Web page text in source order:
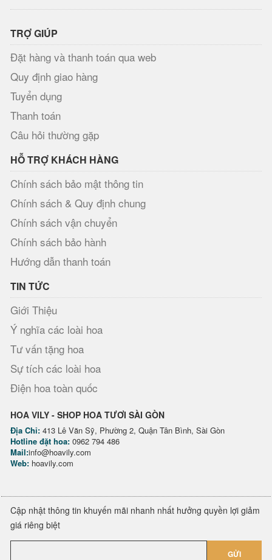
TRỢ GIÚP
Đặt hàng và thanh toán qua web
Quy định giao hàng
Tuyển dụng
Thanh toán
Câu hỏi thường gặp
HỖ TRỢ KHÁCH HÀNG
Chính sách bảo mật thông tin
Chính sách & Quy định chung
Chính sách vận chuyển
Chính sách bảo hành
Hướng dẫn thanh toán
TIN TỨC
Giới Thiệu
Ý nghĩa các loài hoa
Tư vấn tặng hoa
Sự tích các loài hoa
Điện hoa toàn quốc
HOA VILY - SHOP HOA TƯƠI SÀI GÒN
Địa Chỉ: 413 Lê Văn Sỹ, Phường 2, Quận Tân Bình, Sài Gòn
Hotline đặt hoa: 0962 794 486
Mail:info@hoavily.com
Web: hoavily.com
Cập nhật thông tin khuyến mãi nhanh nhất hưởng quyền lợi giảm
giá riêng biệt
GỬI